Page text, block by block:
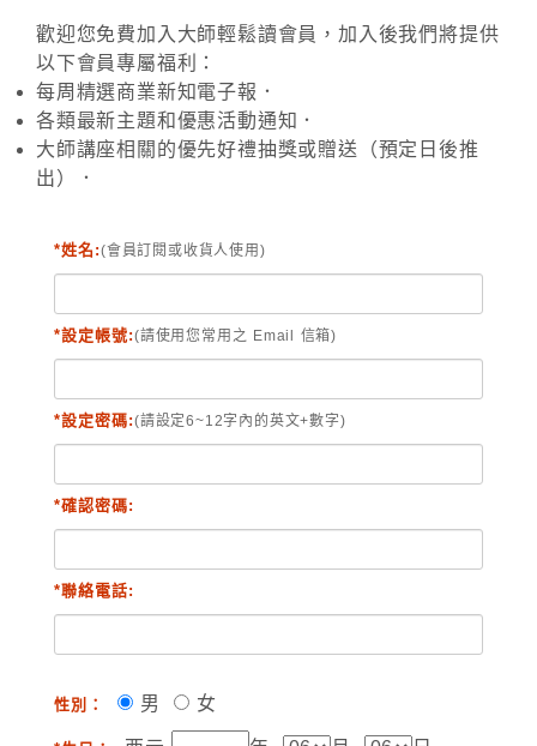
歡迎您免費加入大師輕鬆讀會員，加入後我們將提供
以下會員專屬福利：
每周精選商業新知電子報．
各類最新主題和優惠活動通知．
大師講座相關的優先好禮抽獎或贈送（預定日後推
出）．
*姓名:(會員訂閱或收貨人使用)
*設定帳號:(請使用您常用之 Email 信箱)
*設定密碼:(請設定6~12字內的英文+數字)
*確認密碼:
*聯絡電話:
性別： 男 女